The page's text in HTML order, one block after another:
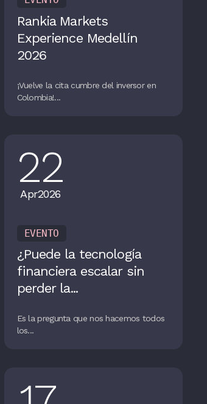
Rankia Markets
Experience Medellín
2026
¡Vuelve la cita cumbre del inversor en
Colombia!...
22
Apr2026
EVENTO
¿Puede la tecnología
financiera escalar sin
perder la...
Es la pregunta que nos hacemos todos
los...